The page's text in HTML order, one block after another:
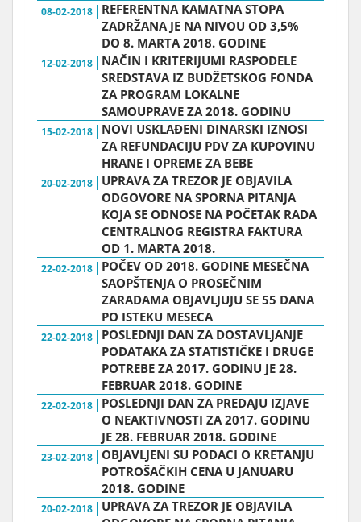
08-02-2018
REFERENTNA KAMATNA STOPA
ZADRŽANA JE NA NIVOU OD 3,5%
DO 8. MARTA 2018. GODINE
12-02-2018
NAČIN I KRITERIJUMI RASPODELE
SREDSTAVA IZ BUDŽETSKOG FONDA
ZA PROGRAM LOKALNE
SAMOUPRAVE ZA 2018. GODINU
15-02-2018
NOVI USKLAĐENI DINARSKI IZNOSI
ZA REFUNDACIJU PDV ZA KUPOVINU
HRANE I OPREME ZA BEBE
20-02-2018
UPRAVA ZA TREZOR JE OBJAVILA
ODGOVORE NA SPORNA PITANJA
KOJA SE ODNOSE NA POČETAK RADA
CENTRALNOG REGISTRA FAKTURA
OD 1. MARTA 2018.
22-02-2018
POČEV OD 2018. GODINE MESEČNA
SAOPŠTENJA O PROSEČNIM
ZARADAMA OBJAVLJUJU SE 55 DANA
PO ISTEKU MESECA
22-02-2018
POSLEDNJI DAN ZA DOSTAVLJANJE
PODATAKA ZA STATISTIČKE I DRUGE
POTREBE ZA 2017. GODINU JE 28.
FEBRUAR 2018. GODINE
22-02-2018
POSLEDNJI DAN ZA PREDAJU IZJAVE
O NEAKTIVNOSTI ZA 2017. GODINU
JE 28. FEBRUAR 2018. GODINE
23-02-2018
OBJAVLJENI SU PODACI O KRETANJU
POTROŠAČKIH CENA U JANUARU
2018. GODINE
20-02-2018
UPRAVA ZA TREZOR JE OBJAVILA